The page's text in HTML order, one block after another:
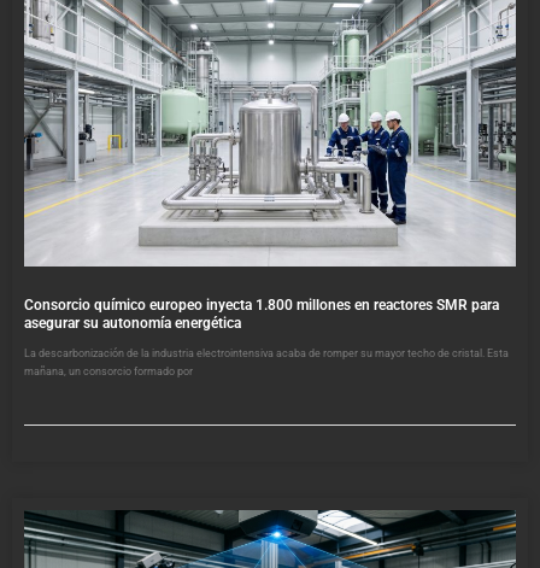
Consorcio químico europeo inyecta 1.800 millones en reactores SMR para
asegurar su autonomía energética
La descarbonización de la industria electrointensiva acaba de romper su mayor techo de cristal. Esta
mañana, un consorcio formado por